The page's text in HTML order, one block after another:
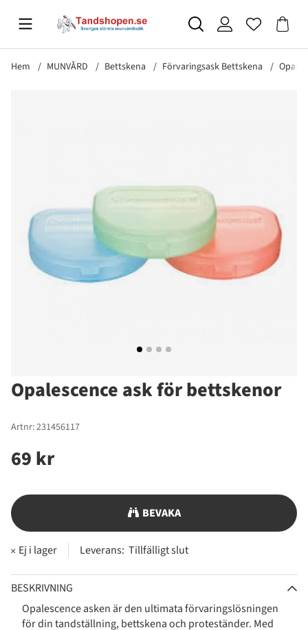
Hem MUNVÅRD Bettskena Förvaringsask Bettskena
Opalescence ask för bettskenor
Artnr:231456117
69 kr
BEVAKA
Leverans: Tillfälligt slut
BESKRIVNING
Opalescence asken är den ultimata förvaringslösningen
för din tandställning, bettskena och proteständer. Med